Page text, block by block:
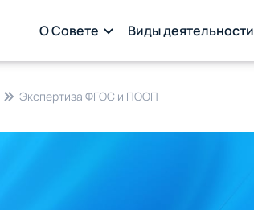
О Совете Виды деятельности
Экспертиза ФГОС и ПООП